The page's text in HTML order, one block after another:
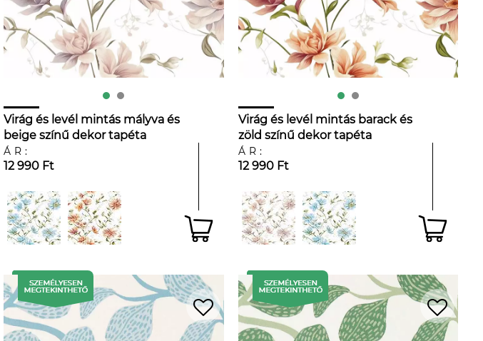
Virág és levél mintás mályva és
beige színű dekor tapéta
ÁR:
12 990 Ft
Virág és levél mintás barack és
zöld színű dekor tapéta
ÁR:
12 990 Ft